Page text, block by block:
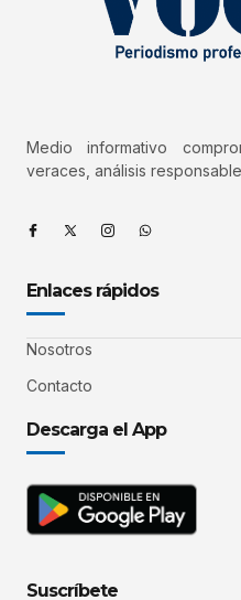
Medio informativo
veraces, análisis
Enlaces rápidos
Nosotros
Contacto
Descarga el App
Suscríbete